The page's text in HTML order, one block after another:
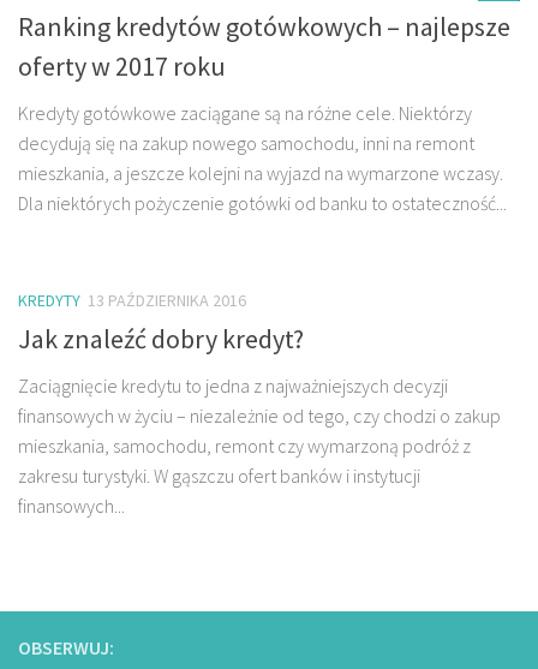
Ranking kredytów gotówkowych – najlepsze
oferty w 2017 roku
Kredyty gotówkowe zaciągane są na różne cele. Niektórzy
decydują się na zakup nowego samochodu, inni na remont
mieszkania, a jeszcze kolejni na wyjazd na wymarzone wczasy.
Dla niektórych pożyczenie gotówki od banku to ostateczność...
KREDYTY 13 PAŹDZIERNIKA 2016
Jak znaleźć dobry kredyt?
Zaciągnięcie kredytu to jedna z najważniejszych decyzji
finansowych w życiu – niezależnie od tego, czy chodzi o zakup
mieszkania, samochodu, remont czy wymarzoną podróż z
zakresu turystyki. W gąszczu ofert banków i instytucji
finansowych...
OBSERWUJ: